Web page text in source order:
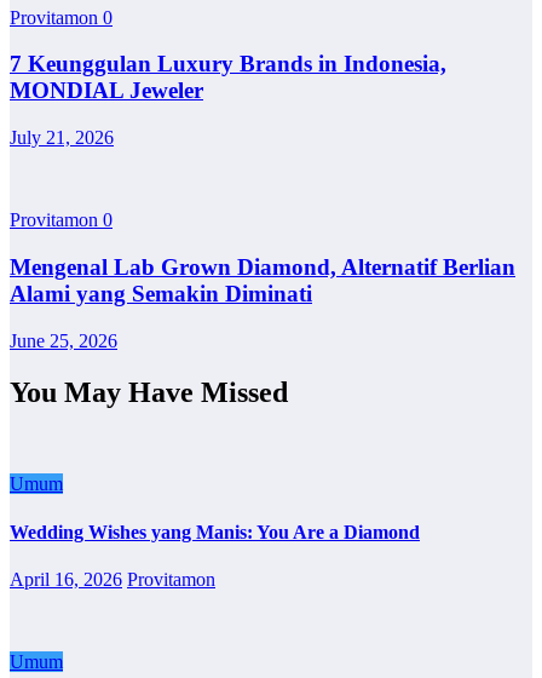
Provitamon 0
7 Keunggulan Luxury Brands in Indonesia,
MONDIAL Jeweler
July 21, 2026
Provitamon 0
Mengenal Lab Grown Diamond, Alternatif Berlian
Alami yang Semakin Diminati
June 25, 2026
You May Have Missed
Umum
Wedding Wishes yang Manis: You Are a Diamond
April 16, 2026 Provitamon
Umum